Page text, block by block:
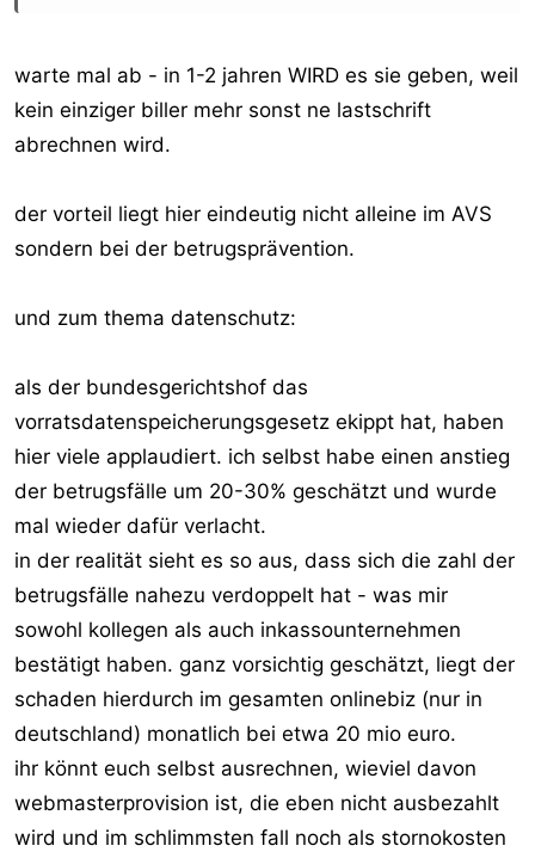
warte mal ab - in 1-2 jahren WIRD es sie geben, weil
kein einziger biller mehr sonst ne lastschrift
abrechnen wird.
der vorteil liegt hier eindeutig nicht alleine im AVS
sondern bei der betrugsprävention.
und zum thema datenschutz:
als der bundesgerichtshof das
vorratsdatenspeicherungsgesetz ekippt hat, haben
hier viele applaudiert. ich selbst habe einen anstieg
der betrugsfälle um 20-30% geschätzt und wurde
mal wieder dafür verlacht.
in der realität sieht es so aus, dass sich die zahl der
betrugsfälle nahezu verdoppelt hat - was mir
sowohl kollegen als auch inkassounternehmen
bestätigt haben. ganz vorsichtig geschätzt, liegt der
schaden hierdurch im gesamten onlinebiz (nur in
deutschland) monatlich bei etwa 20 mio euro.
ihr könnt euch selbst ausrechnen, wieviel davon
webmasterprovision ist, die eben nicht ausbezahlt
wird und im schlimmsten fall noch als stornokosten